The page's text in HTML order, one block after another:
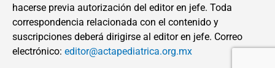
hacerse previa autorización del editor en jefe. Toda
correspondencia relacionada con el contenido y
suscripciones deberá dirigirse al editor en jefe. Correo
electrónico: editor@actapediatrica.org.mx